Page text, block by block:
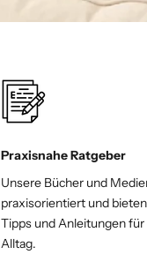
Praxisnahe Ratgeber
Unsere Bücher und
praxisorientiert und
Tipps und Anleitungen für
Alltag.